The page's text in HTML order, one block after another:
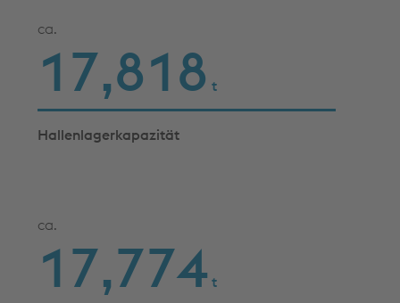
ca.
17,926 t
Hallenlagerkapazität
ca.
17,906 t